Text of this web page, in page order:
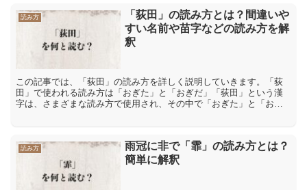
読み方
「荻田」の読み方とは？間違いや
すい名前や苗字などの読み方を解
釈
この記事では、「荻田」の読み方を詳しく説明していきます。「荻
田」で使われる読み方は「おぎた」と「おぎだ」「荻田」という漢
字は、さまざまな読み方で使用され、その中で「おぎた」と「おぎ
読み方
雨冠に非で「霏」の読み方とは？
簡単に解釈